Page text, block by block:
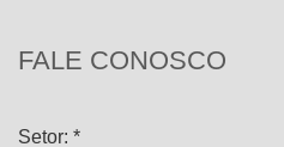
FALE CONOSCO
Setor: *